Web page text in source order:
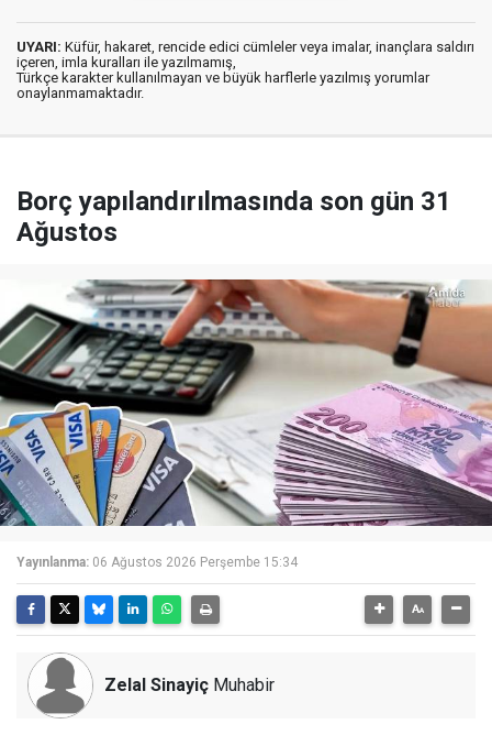
UYARI: Küfür, hakaret, rencide edici cümleler veya imalar, inançlara saldırı
içeren, imla kuralları ile yazılmamış,
Türkçe karakter kullanılmayan ve büyük harflerle yazılmış yorumlar
onaylanmamaktadır.
Borç yapılandırılmasında son gün 31
Ağustos
Yayınlanma: 06 Ağustos 2026 Perşembe 15:34
Zelal Sinayiç Muhabir